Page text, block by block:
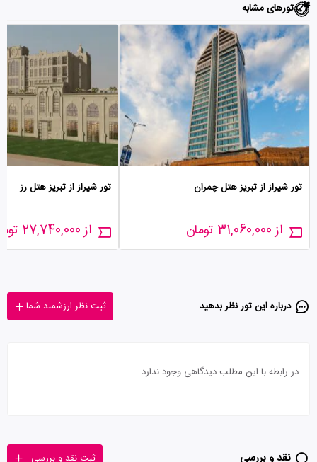
تورهای مشابه
تور شیراز از تبریز هتل چمران
از 31,060,000 تومان
تور شیراز از تبریز هتل رز
از 27,740,000 تومان
درباره این تور‌ نظر بدهید ثبت نظر ارزشمند شما
در رابطه با این مطلب دیدگاهی وجود ندارد
نقد و بررسی ثبت نقد و بررسی